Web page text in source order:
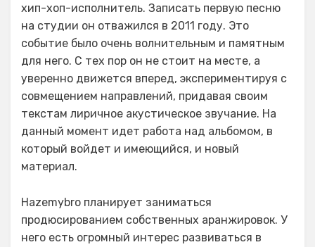
хип-хоп-исполнитель. Записать первую песню
на студии он отважился в 2011 году. Это
событие было очень волнительным и памятным
для него. С тех пор он не стоит на месте, а
уверенно движется вперед, экспериментируя с
совмещением направлений, придавая своим
текстам лиричное акустическое звучание. На
данный момент идет работа над альбомом, в
который войдет и имеющийся, и новый
материал.
Hazemybro планирует заниматься
продюсированием собственных аранжировок. У
него есть огромный интерес развиваться в